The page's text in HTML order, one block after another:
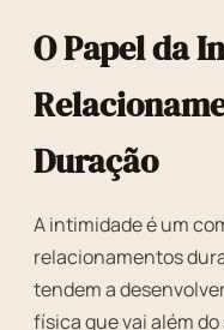
O Papel da
Duração
A intimidade é um
relacionamentos
tendem a
física que vai além